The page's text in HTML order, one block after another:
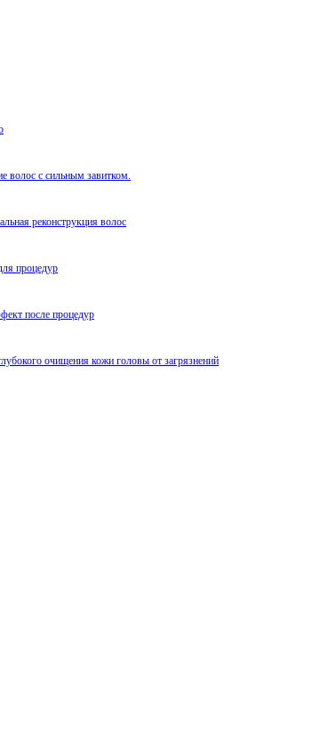
волос с сильным завитком.
реконструкция волос
процедур
после процедур
очищения кожи головы от загрязнений